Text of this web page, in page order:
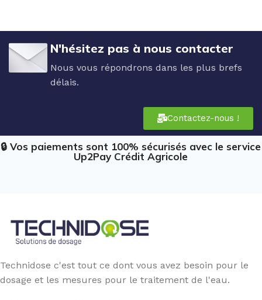
N'hésitez pas à nous contacter
Nous vous répondrons dans les plus brefs
délais.
Contactez-nous !
🔒 Vos paiements sont 100% sécurisés avec le service
Up2Pay Crédit Agricole
Technidose c'est tout ce dont vous avez besoin pour le
dosage et les mesures pour le traitement de l'eau.